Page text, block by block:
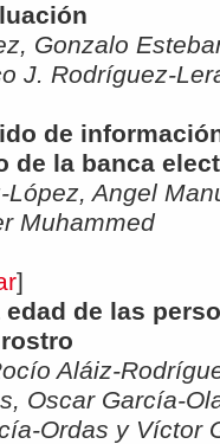
Gonzalo
J. Rodríguez-
de
de la banca
López, Angel
Muhammed
]
edad de las
Aláiz-
Oscar García-
Ordas y Víctor